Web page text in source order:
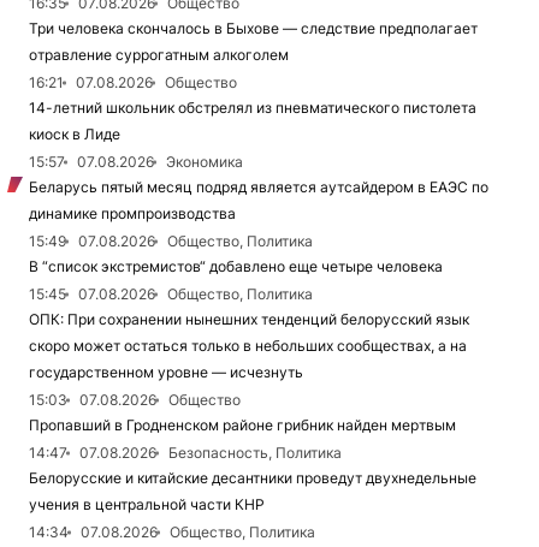
Три человека скончалось в Быхове — следствие предполагает
отравление суррогатным алкоголем
16:21
07.08.2026
Общество
14-летний школьник обстрелял из пневматического пистолета
киоск в Лиде
15:57
07.08.2026
Экономика
Беларусь пятый месяц подряд является аутсайдером в ЕАЭС по
динамике промпроизводства
15:49
07.08.2026
Общество, Политика
В “список экстремистов“ добавлено еще четыре человека
15:45
07.08.2026
Общество, Политика
ОПК: При сохранении нынешних тенденций белорусский язык
скоро может остаться только в небольших сообществах, а на
государственном уровне — исчезнуть
15:03
07.08.2026
Общество
Пропавший в Гродненском районе грибник найден мертвым
14:47
07.08.2026
Безопасность, Политика
Белорусские и китайские десантники проведут двухнедельные
учения в центральной части КНР
14:34
07.08.2026
Общество, Политика